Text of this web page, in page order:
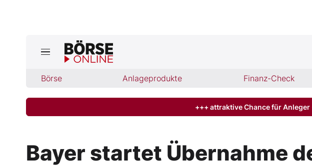
Börse Anlageprodukte Finanz-Check
Jetzt aktuelle Ausgabe BÖRSE ONLINE lesen
Finanz-Check
+++ attraktive Chance für
Bayer startet Übernahme